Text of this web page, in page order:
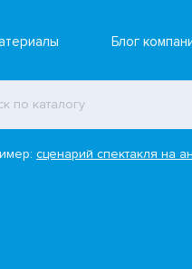
Блог
сценарий спектакля на